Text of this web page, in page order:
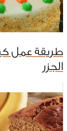
طريقة عمل
الجزر